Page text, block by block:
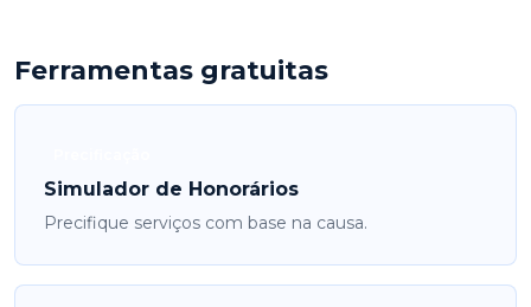
Ferramentas gratuitas
Simulador de Honorários
Precifique serviços com base na causa.